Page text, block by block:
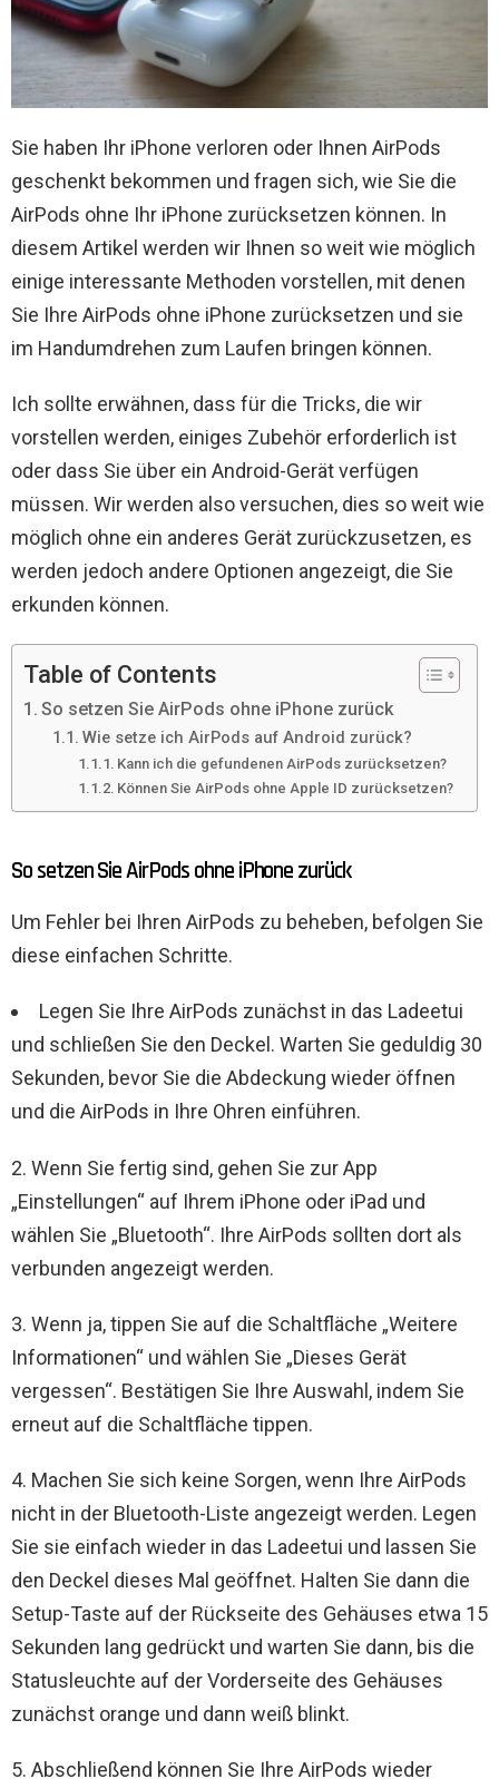
Sie haben Ihr iPhone verloren oder Ihnen AirPods
geschenkt bekommen und fragen sich, wie Sie die
AirPods ohne Ihr iPhone zurücksetzen können. In
diesem Artikel werden wir Ihnen so weit wie möglich
einige interessante Methoden vorstellen, mit denen
Sie Ihre AirPods ohne iPhone zurücksetzen und sie
im Handumdrehen zum Laufen bringen können.
Ich sollte erwähnen, dass für die Tricks, die wir
vorstellen werden, einiges Zubehör erforderlich ist
oder dass Sie über ein Android-Gerät verfügen
müssen. Wir werden also versuchen, dies so weit wie
möglich ohne ein anderes Gerät zurückzusetzen, es
werden jedoch andere Optionen angezeigt, die Sie
erkunden können.
Table of Contents
So setzen Sie AirPods ohne iPhone zurück
Wie setze ich AirPods auf Android zurück?
Kann ich die gefundenen AirPods zurücksetzen?
Können Sie AirPods ohne Apple ID zurücksetzen?
So setzen Sie AirPods ohne iPhone zurück
Um Fehler bei Ihren AirPods zu beheben, befolgen Sie
diese einfachen Schritte.
Legen Sie Ihre AirPods zunächst in das Ladeetui
und schließen Sie den Deckel. Warten Sie geduldig 30
Sekunden, bevor Sie die Abdeckung wieder öffnen
und die AirPods in Ihre Ohren einführen.
2. Wenn Sie fertig sind, gehen Sie zur App
„Einstellungen“ auf Ihrem iPhone oder iPad und
wählen Sie „Bluetooth“. Ihre AirPods sollten dort als
verbunden angezeigt werden.
3. Wenn ja, tippen Sie auf die Schaltfläche „Weitere
Informationen“ und wählen Sie „Dieses Gerät
vergessen“. Bestätigen Sie Ihre Auswahl, indem Sie
erneut auf die Schaltfläche tippen.
4. Machen Sie sich keine Sorgen, wenn Ihre AirPods
nicht in der Bluetooth-Liste angezeigt werden. Legen
Sie sie einfach wieder in das Ladeetui und lassen Sie
den Deckel dieses Mal geöffnet. Halten Sie dann die
Setup-Taste auf der Rückseite des Gehäuses etwa 15
Sekunden lang gedrückt und warten Sie dann, bis die
Statusleuchte auf der Vorderseite des Gehäuses
zunächst orange und dann weiß blinkt.
5. Abschließend können Sie Ihre AirPods wieder